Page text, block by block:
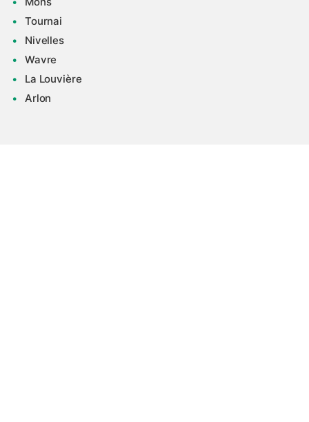
Tournai
Nivelles
Wavre
La Louvière
Arlon